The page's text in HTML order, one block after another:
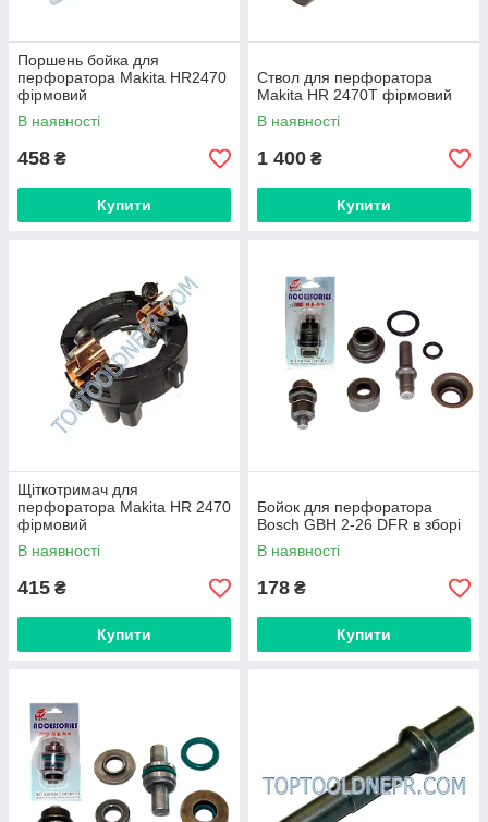
Поршень бойка для
перфоратора Makita HR2470
фірмовий
В наявності
458 ₴
Купити
Ствол для перфоратора
Makita HR 2470Т фірмовий
В наявності
1 400 ₴
Купити
Щіткотримач для
перфоратора Makita HR 2470
фірмовий
В наявності
415 ₴
Купити
Бойок для перфоратора
Bosch GBH 2-26 DFR в зборі
В наявності
178 ₴
Купити